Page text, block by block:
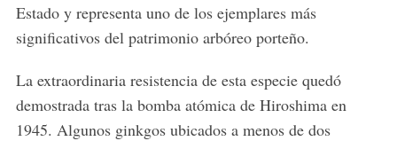
Estado y representa uno de los ejemplares más
significativos del patrimonio arbóreo porteño.
La extraordinaria resistencia de esta especie quedó
demostrada tras la bomba atómica de Hiroshima en
1945. Algunos ginkgos ubicados a menos de dos